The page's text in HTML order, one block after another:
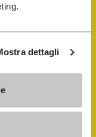
dettagli